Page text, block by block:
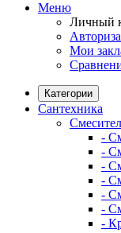
Меню
Личный
Мои
Категории
Сантехника
-
-
-
-
-
-
-